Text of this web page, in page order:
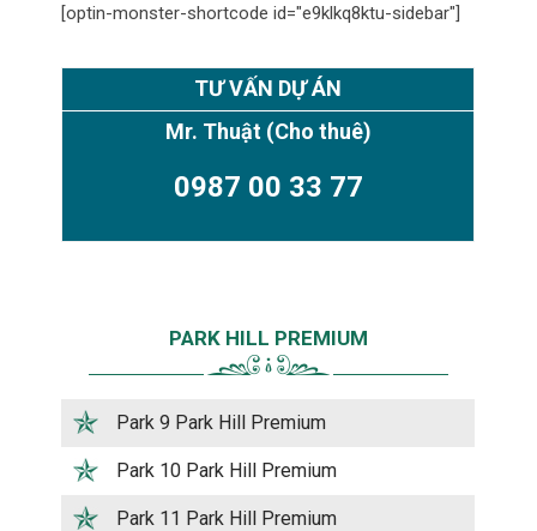
[optin-monster-shortcode id="e9klkq8ktu-sidebar"]
TƯ VẤN DỰ ÁN
Mr. Thuật (Cho thuê)
0987 00 33 77
PARK HILL PREMIUM
Park 9 Park Hill Premium
Park 10 Park Hill Premium
Park 11 Park Hill Premium